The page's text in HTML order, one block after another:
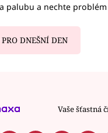
palubu a nechte
DNEŠNÍ DEN
Vaše šťastná